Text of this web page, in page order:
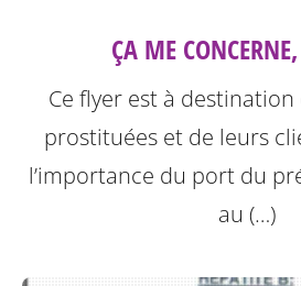
ÇA ME
Ce flyer est à
prostituées et de leurs
l’importance du port du
au (…)